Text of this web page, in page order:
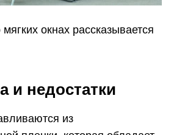
окнах рассказывается
и недостатки
из